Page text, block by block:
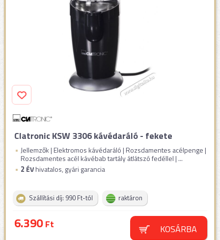
Clatronic KSW 3306 kávédaráló - fekete
Jellemzők | Elektromos kávédaráló | Rozsdamentes acélpenge |
Rozsdamentes acél kávébab tartály átlátszó fedéllel | ...
2 ÉVhivatalos, gyári garancia
Szállítási díj: 990 Ft-tól raktáron
6.390Ft KOSÁRBA